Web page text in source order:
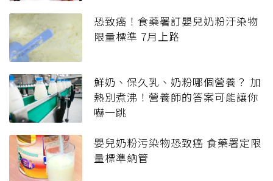
恐致癌！食藥署訂嬰兒奶粉汙染物
限量標準 7月上路
鮮奶、保久乳、奶粉哪個營養？ 加
熱別煮沸！營養師的答案可能讓你
嚇一跳
嬰兒奶粉污染物恐致癌 食藥署定限
量標準納管